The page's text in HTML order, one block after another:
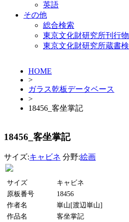
英語
その他
総合検索
東京文化財研究所刊行
東京文化財研究所蔵書検
HOME
>
ガラス乾板データベース
>
18456_客坐掌記
18456_客坐掌記
サイズ:キャビネ 分野:絵画
サイズ
キャビネ
原板番号
18456
作者名
崋山[渡辺崋山]
作品名
客坐掌記